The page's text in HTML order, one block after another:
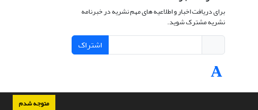
متوجه شدم
برای دریافت اخبار و اطلاعیه های مهم نشریه در خبرنامه
نشریه مشترک شوید.
اشتراک